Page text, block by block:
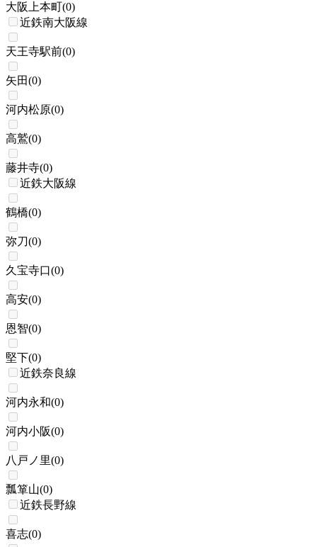
大阪上本町(0)
近鉄南大阪線
天王寺駅前(0)
矢田(0)
河内松原(0)
高鷲(0)
藤井寺(0)
近鉄大阪線
鶴橋(0)
弥刀(0)
久宝寺口(0)
高安(0)
恩智(0)
堅下(0)
近鉄奈良線
河内永和(0)
河内小阪(0)
八戸ノ里(0)
瓢箪山(0)
近鉄長野線
喜志(0)